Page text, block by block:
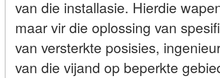
van die installasie. Hierdie
maar vir die oplossing van
van versterkte posisies,
van die vijand op beperkte